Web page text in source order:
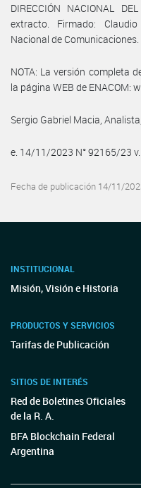
DIRECCIÓN NACIONAL
extracto. Firmado:
Nacional de Comunicaciones.
NOTA: La versión completa
la página WEB de ENACOM:
Sergio Gabriel Macia,
e. 14/11/2023 N° 92165/23
Fecha de publicación 14/11/
INSTITUCIONAL
Misión, Visión e Historia
PRODUCTOS Y SERVICIOS
Tarifas de Publicación
SITIOS DE INTERÉS
Red de Boletines Oficiales
de la R. A.
BFA Blockchain Federal
Argentina